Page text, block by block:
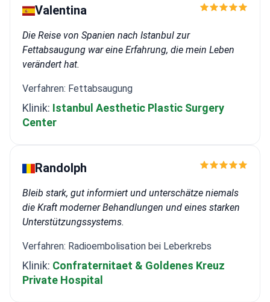
Valentina
Die Reise von Spanien nach Istanbul zur
Fettabsaugung war eine Erfahrung, die mein Leben
verändert hat.
Verfahren: Fettabsaugung
Klinik: Istanbul Aesthetic Plastic Surgery
Center
Randolph
Bleib stark, gut informiert und unterschätze niemals
die Kraft moderner Behandlungen und eines starken
Unterstützungssystems.
Verfahren: Radioembolisation bei Leberkrebs
Klinik: Confraternitaet & Goldenes Kreuz
Private Hospital